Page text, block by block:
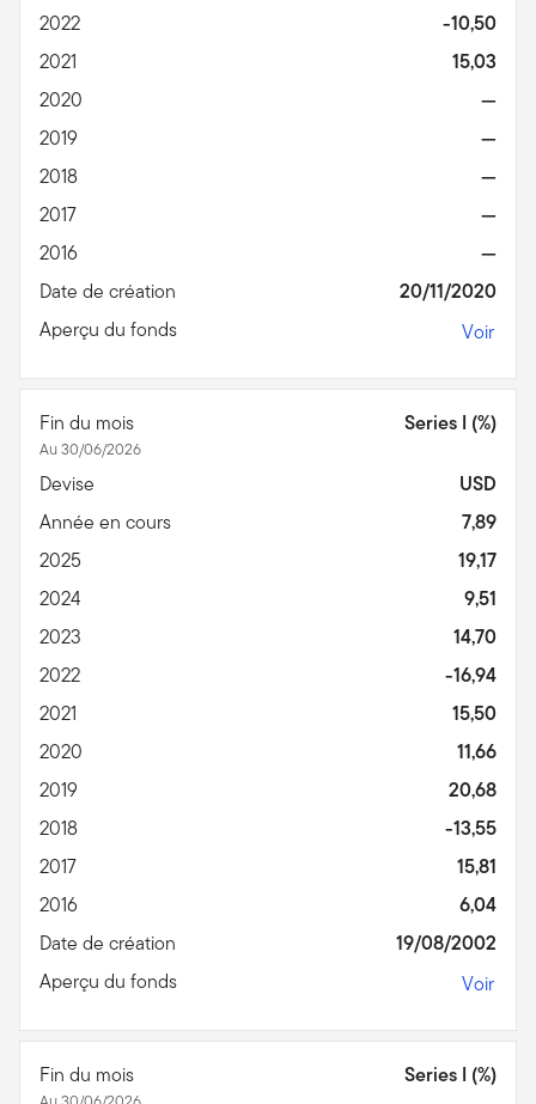
2022
-10,50
2021
15,03
2020
—
2019
—
2018
—
2017
—
2016
—
Date de création
20/11/2020
Aperçu du fonds
Voir
Fin du mois
Au 30/06/2026
Series I (%)
Devise
USD
Année en cours
7,89
2025
19,17
2024
9,51
2023
14,70
2022
-16,94
2021
15,50
2020
11,66
2019
20,68
2018
-13,55
2017
15,81
2016
6,04
Date de création
19/08/2002
Aperçu du fonds
Voir
Fin du mois Series I (%)